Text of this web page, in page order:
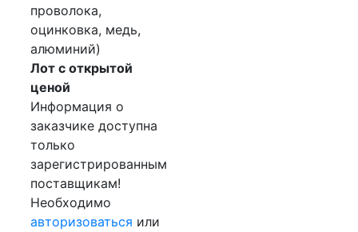
проволока,
оцинковка, медь,
алюминий)
Лот с открытой
ценой
Информация о
заказчике доступна
только
зарегистрированным
поставщикам!
Необходимо
авторизоваться или